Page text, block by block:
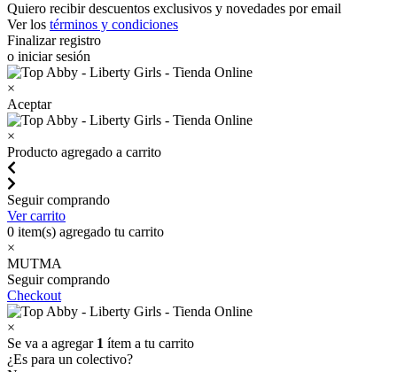
Quiero recibir descuentos exclusivos y novedades por email
Ver los términos y condiciones
Finalizar registro
o iniciar sesión
×
Aceptar
×
Producto agregado a carrito
Seguir comprando
Ver carrito
0 item(s) agregado tu carrito
×
MUTMA
Seguir comprando
Checkout
×
Se va a agregar 1 ítem a tu carrito
¿Es para un colectivo?